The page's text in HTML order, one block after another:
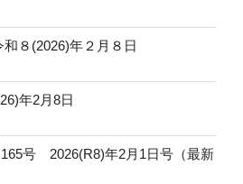
８(2026)年２月８日
年2月8日
号 2026(R8)年2月1日号（最新